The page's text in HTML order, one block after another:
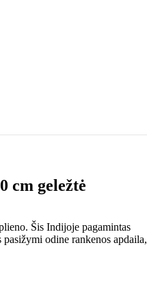
cm geležtė
Šis Indijoje pagamintas
odine rankenos apdaila,